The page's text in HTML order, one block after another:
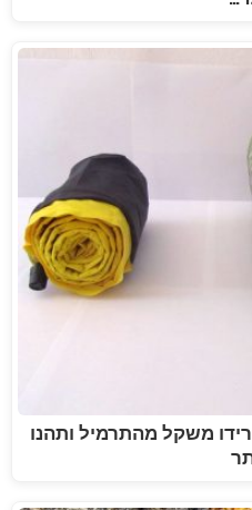
משקל מהתרמיל ותהנו